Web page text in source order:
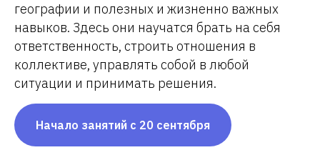
географии и полезных и жизненно важных
навыков. Здесь они научатся брать на себя
ответственность, строить отношения в
коллективе, управлять собой в любой
ситуации и принимать решения.
Начало занятий с 20 сентября